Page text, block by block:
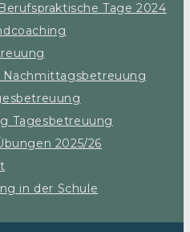
Berufspraktische Tage 2024
Nachmittagsbetreuung
Tagesbetreuung
2025/26
in der Schule